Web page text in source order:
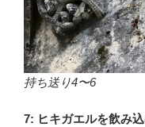
持ち送り4〜6
7: ヒキガエルを飲み込